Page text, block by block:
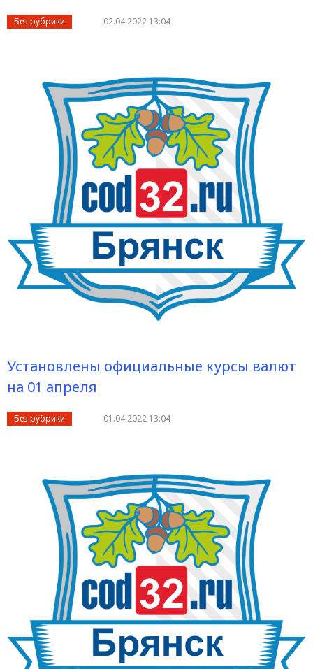
Без рубрики 02.04.2022 13:04
Установлены официальные курсы валют
на 01 апреля
Без рубрики 01.04.2022 13:04